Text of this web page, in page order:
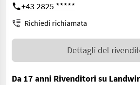
+43 2825 *****
Richiedi richiamata
Dettagli del
Da 17 anni Rivenditori su